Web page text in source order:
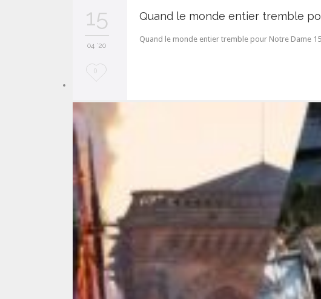
15
04 '20
L
0
Quand le monde entier tremble
Quand le monde entier tremble pour Notre Dame